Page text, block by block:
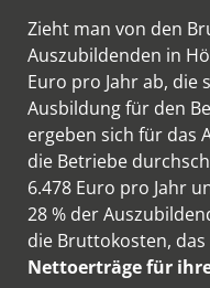
Zieht man von den
Auszubildenden in
Euro pro Jahr ab,
Ausbildung für den
ergeben sich für das
die Betriebe
6.478 Euro pro Jahr
28 % der
die Bruttokosten,
Nettoerträge für